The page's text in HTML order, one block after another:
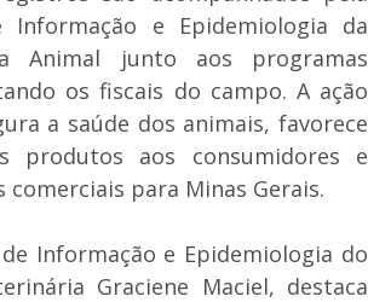
Informação e Epidemiologia da
Animal junto aos programas
os fiscais do campo. A ação
a saúde dos animais, favorece
produtos aos consumidores e
para Minas Gerais.
Informação e Epidemiologia do
Graciene Maciel, destaca